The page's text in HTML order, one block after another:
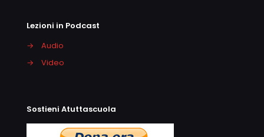
Lezioni in Podcast
→
Audio
→
Video
Sostieni Atuttascuola